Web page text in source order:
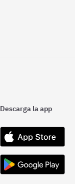
Descarga la app